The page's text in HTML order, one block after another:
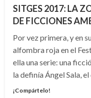
SITGES 2017: LA
DE FICCIONES
Por vez primera, y en
alfombra roja en el
ella una serie: una
la definía Ángel Sala,
¡Compártelo!